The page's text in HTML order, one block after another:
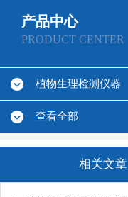
产品中心
PRODUCT CENTER
植物生理检测仪器
查看全部
相关文章